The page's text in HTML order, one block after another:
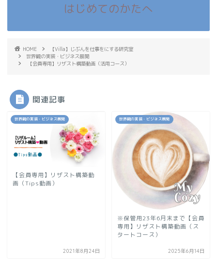
はじめてのかたへ
HOME
【Villa】じぶんを仕事をにする研究室
世界観の実装・ビジネス展開
【会員専用】リザスト構築動画（活用コース）
関連記事
世界観の実装・ビジネス展開
【会員専用】リザスト構築動
画（Tips動画）
2021年8月24日
世界観の実装・ビジネス展開
※保管用23年6月末まで【会員
専用】リザスト構築動画（ス
タートコース）
2025年6月14日